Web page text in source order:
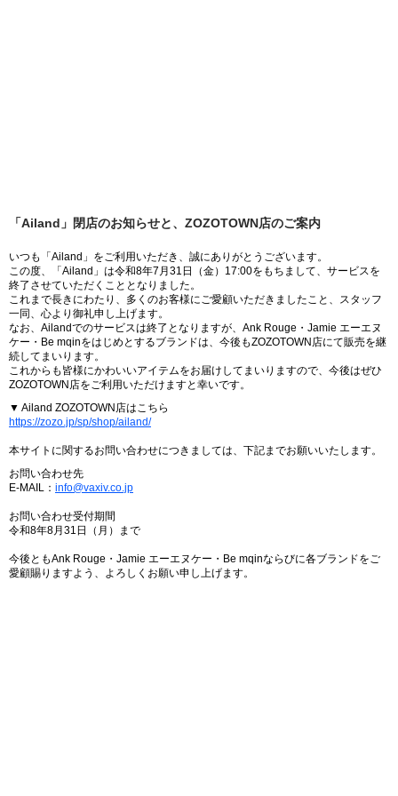
「Ailand」閉店のお知らせと、ZOZOTOWN店のご案内
いつも「Ailand」をご利用いただき、誠にありがとうございます。
この度、「Ailand」は令和8年7月31日（金）17:00をもちまして、サービスを
終了させていただくこととなりました。
これまで長きにわたり、多くのお客様にご愛顧いただきましたこと、スタッフ
一同、心より御礼申し上げます。
なお、Ailandでのサービスは終了となりますが、Ank Rouge・Jamie エーエヌ
ケー・Be mqinをはじめとするブランドは、今後もZOZOTOWN店にて販売を継
続してまいります。
これからも皆様にかわいいアイテムをお届けしてまいりますので、今後はぜひ
ZOZOTOWN店をご利用いただけますと幸いです。
▼ Ailand ZOZOTOWN店はこちら
https://zozo.jp/sp/shop/ailand/
本サイトに関するお問い合わせにつきましては、下記までお願いいたします。
お問い合わせ先
E-MAIL： info@vaxiv.co.jp
お問い合わせ受付期間
令和8年8月31日（月）まで
今後ともAnk Rouge・Jamie エーエヌケー・Be mqinならびに各ブランドをご
愛顧賜りますよう、よろしくお願い申し上げます。